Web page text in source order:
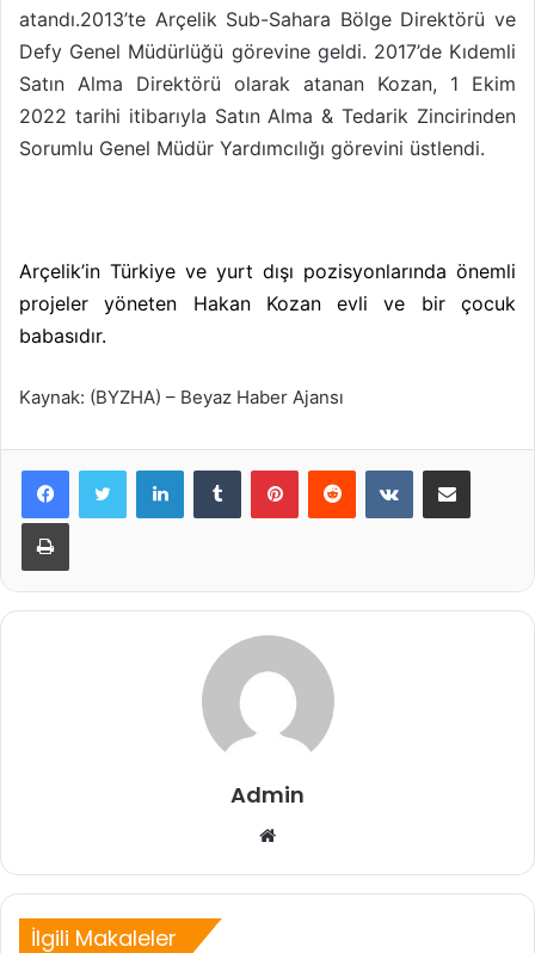
atandı.2013’te Arçelik Sub-Sahara Bölge Direktörü ve
Defy Genel Müdürlüğü görevine geldi. 2017’de Kıdemli
Satın Alma Direktörü olarak atanan Kozan, 1 Ekim
2022 tarihi itibarıyla Satın Alma & Tedarik Zincirinden
Sorumlu Genel Müdür Yardımcılığı görevini üstlendi.
Arçelik’in Türkiye ve yurt dışı pozisyonlarında önemli
projeler yöneten Hakan Kozan evli ve bir çocuk
babasıdır.
Kaynak: (BYZHA) – Beyaz Haber Ajansı
LinkedInTumblr PinterestReddit VKontakteE-Posta ile paylaş
Yazdır
Admin
Web
İlgili Makaleler